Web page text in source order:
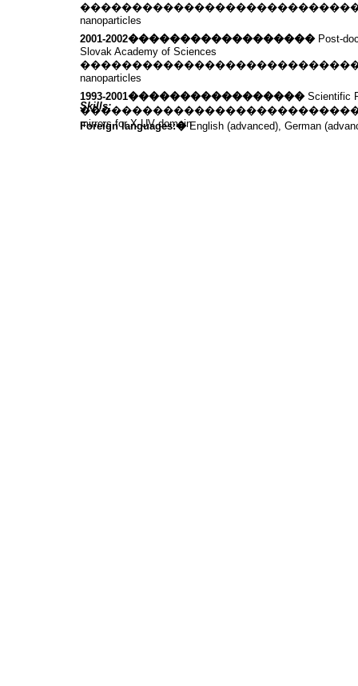
nanoparticles
2001-2002������������������ Post-
Slovak Academy of Sciences
nanoparticles
1993-2001����������������� Scientific
mirrors for X-UV domain
Skills:
Foreign languages:�English (advanced), German